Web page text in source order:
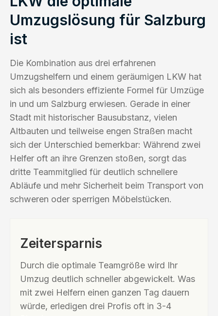
Umzugslösung für Salzburg
ist
Die Kombination aus drei erfahrenen
Umzugshelfern und einem geräumigen LKW hat
sich als besonders effiziente Formel für Umzüge
in und um Salzburg erwiesen. Gerade in einer
Stadt mit historischer Bausubstanz, vielen
Altbauten und teilweise engen Straßen macht
sich der Unterschied bemerkbar: Während zwei
Helfer oft an ihre Grenzen stoßen, sorgt das
dritte Teammitglied für deutlich schnellere
Abläufe und mehr Sicherheit beim Transport von
schweren oder sperrigen Möbelstücken.
Zeitersparnis
Durch die optimale Teamgröße wird Ihr
Umzug deutlich schneller abgewickelt. Was
mit zwei Helfern einen ganzen Tag dauern
würde, erledigen drei Profis oft in 3-4